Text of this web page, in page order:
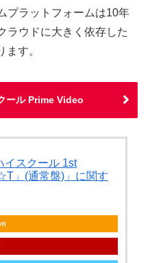
プラットフォームは10年
ラウドに大きく依存した
す。
ール Prime Video
イスクール 1st
」(通常盤)」に関す